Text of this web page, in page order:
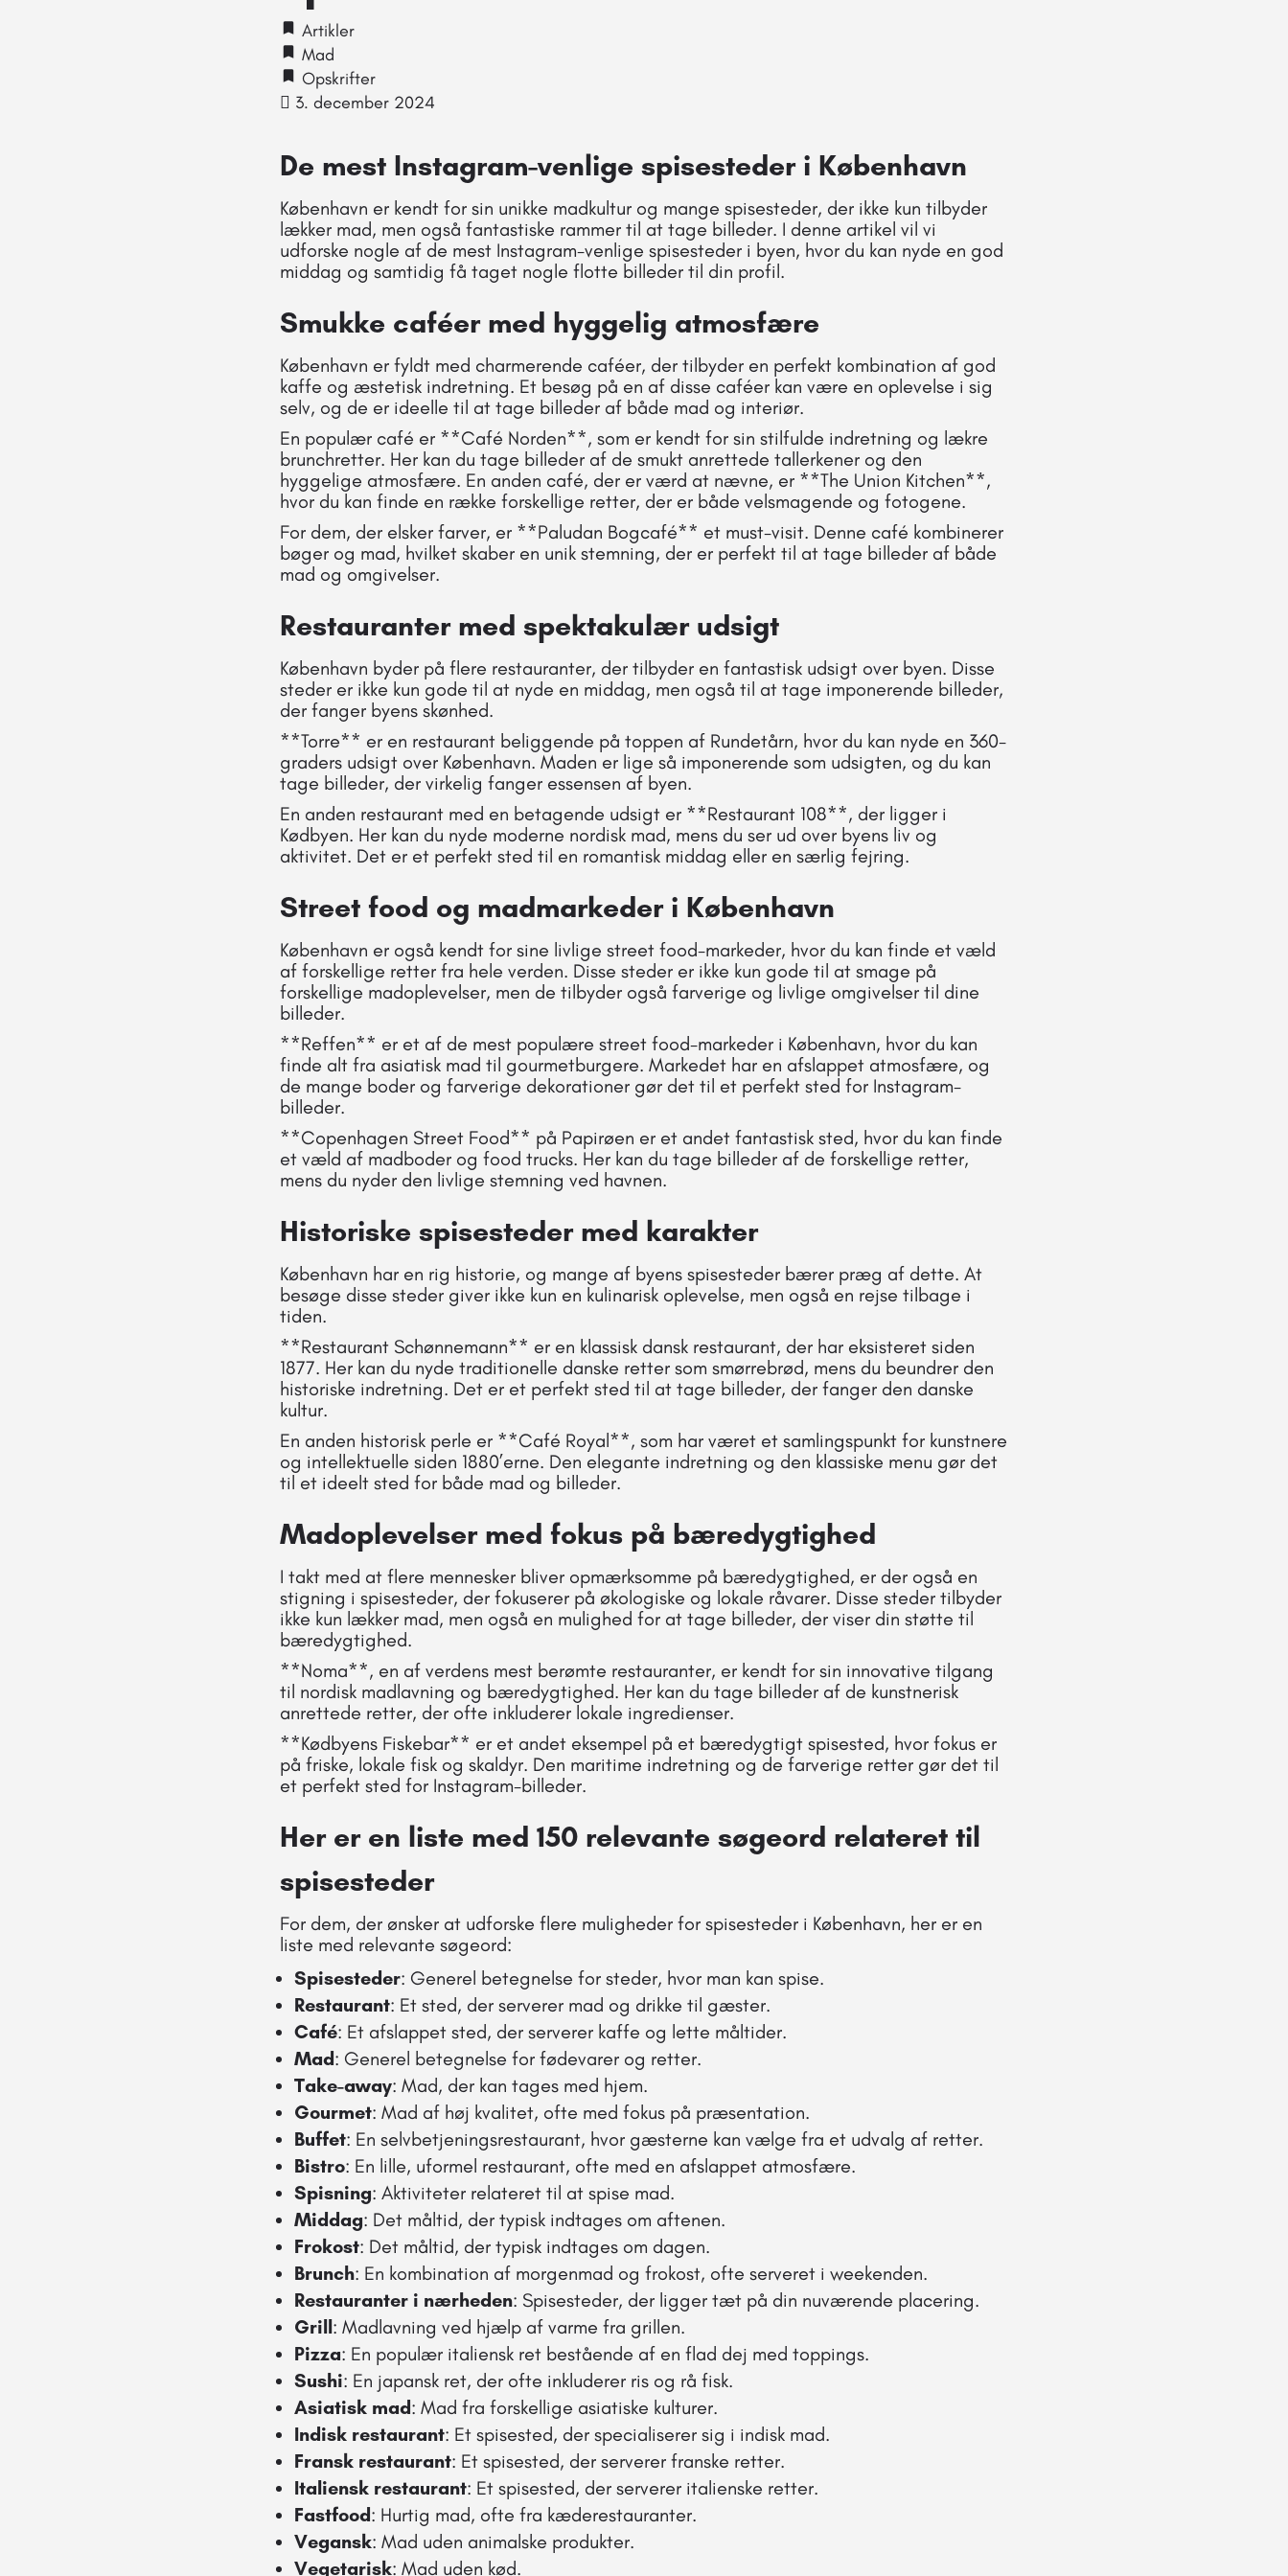
Artikler
Mad
Opskrifter
3. december 2024
De mest Instagram-venlige spisesteder i København
København er kendt for sin unikke madkultur og mange spisesteder, der ikke kun tilbyder
lækker mad, men også fantastiske rammer til at tage billeder. I denne artikel vil vi
udforske nogle af de mest Instagram-venlige spisesteder i byen, hvor du kan nyde en god
middag og samtidig få taget nogle flotte billeder til din profil.
Smukke caféer med hyggelig atmosfære
København er fyldt med charmerende caféer, der tilbyder en perfekt kombination af god
kaffe og æstetisk indretning. Et besøg på en af disse caféer kan være en oplevelse i sig
selv, og de er ideelle til at tage billeder af både mad og interiør.
En populær café er **Café Norden**, som er kendt for sin stilfulde indretning og lækre
brunchretter. Her kan du tage billeder af de smukt anrettede tallerkener og den
hyggelige atmosfære. En anden café, der er værd at nævne, er **The Union Kitchen**,
hvor du kan finde en række forskellige retter, der er både velsmagende og fotogene.
For dem, der elsker farver, er **Paludan Bogcafé** et must-visit. Denne café kombinerer
bøger og mad, hvilket skaber en unik stemning, der er perfekt til at tage billeder af både
mad og omgivelser.
Restauranter med spektakulær udsigt
København byder på flere restauranter, der tilbyder en fantastisk udsigt over byen. Disse
steder er ikke kun gode til at nyde en middag, men også til at tage imponerende billeder,
der fanger byens skønhed.
**Torre** er en restaurant beliggende på toppen af Rundetårn, hvor du kan nyde en 360-
graders udsigt over København. Maden er lige så imponerende som udsigten, og du kan
tage billeder, der virkelig fanger essensen af byen.
En anden restaurant med en betagende udsigt er **Restaurant 108**, der ligger i
Kødbyen. Her kan du nyde moderne nordisk mad, mens du ser ud over byens liv og
aktivitet. Det er et perfekt sted til en romantisk middag eller en særlig fejring.
Street food og madmarkeder i København
København er også kendt for sine livlige street food-markeder, hvor du kan finde et væld
af forskellige retter fra hele verden. Disse steder er ikke kun gode til at smage på
forskellige madoplevelser, men de tilbyder også farverige og livlige omgivelser til dine
billeder.
**Reffen** er et af de mest populære street food-markeder i København, hvor du kan
finde alt fra asiatisk mad til gourmetburgere. Markedet har en afslappet atmosfære, og
de mange boder og farverige dekorationer gør det til et perfekt sted for Instagram-
billeder.
**Copenhagen Street Food** på Papirøen er et andet fantastisk sted, hvor du kan finde
et væld af madboder og food trucks. Her kan du tage billeder af de forskellige retter,
mens du nyder den livlige stemning ved havnen.
Historiske spisesteder med karakter
København har en rig historie, og mange af byens spisesteder bærer præg af dette. At
besøge disse steder giver ikke kun en kulinarisk oplevelse, men også en rejse tilbage i
tiden.
**Restaurant Schønnemann** er en klassisk dansk restaurant, der har eksisteret siden
1877. Her kan du nyde traditionelle danske retter som smørrebrød, mens du beundrer den
historiske indretning. Det er et perfekt sted til at tage billeder, der fanger den danske
kultur.
En anden historisk perle er **Café Royal**, som har været et samlingspunkt for kunstnere
og intellektuelle siden 1880’erne. Den elegante indretning og den klassiske menu gør det
til et ideelt sted for både mad og billeder.
Madoplevelser med fokus på bæredygtighed
I takt med at flere mennesker bliver opmærksomme på bæredygtighed, er der også en
stigning i spisesteder, der fokuserer på økologiske og lokale råvarer. Disse steder tilbyder
ikke kun lækker mad, men også en mulighed for at tage billeder, der viser din støtte til
bæredygtighed.
**Noma**, en af verdens mest berømte restauranter, er kendt for sin innovative tilgang
til nordisk madlavning og bæredygtighed. Her kan du tage billeder af de kunstnerisk
anrettede retter, der ofte inkluderer lokale ingredienser.
**Kødbyens Fiskebar** er et andet eksempel på et bæredygtigt spisested, hvor fokus er
på friske, lokale fisk og skaldyr. Den maritime indretning og de farverige retter gør det til
et perfekt sted for Instagram-billeder.
Her er en liste med 150 relevante søgeord relateret til
spisesteder
For dem, der ønsker at udforske flere muligheder for spisesteder i København, her er en
liste med relevante søgeord:
Spisesteder: Generel betegnelse for steder, hvor man kan spise.
Restaurant: Et sted, der serverer mad og drikke til gæster.
Café: Et afslappet sted, der serverer kaffe og lette måltider.
Mad: Generel betegnelse for fødevarer og retter.
Take-away: Mad, der kan tages med hjem.
Gourmet: Mad af høj kvalitet, ofte med fokus på præsentation.
Buffet: En selvbetjeningsrestaurant, hvor gæsterne kan vælge fra et udvalg af retter.
Bistro: En lille, uformel restaurant, ofte med en afslappet atmosfære.
Spisning: Aktiviteter relateret til at spise mad.
Middag: Det måltid, der typisk indtages om aftenen.
Frokost: Det måltid, der typisk indtages om dagen.
Brunch: En kombination af morgenmad og frokost, ofte serveret i weekenden.
Restauranter i nærheden: Spisesteder, der ligger tæt på din nuværende placering.
Grill: Madlavning ved hjælp af varme fra grillen.
Pizza: En populær italiensk ret bestående af en flad dej med toppings.
Sushi: En japansk ret, der ofte inkluderer ris og rå fisk.
Asiatisk mad: Mad fra forskellige asiatiske kulturer.
Indisk restaurant: Et spisested, der specialiserer sig i indisk mad.
Fransk restaurant: Et spisested, der serverer franske retter.
Italiensk restaurant: Et spisested, der serverer italienske retter.
Fastfood: Hurtig mad, ofte fra kæderestauranter.
Vegansk: Mad uden animalske produkter.
Vegetarisk: Mad uden kød.